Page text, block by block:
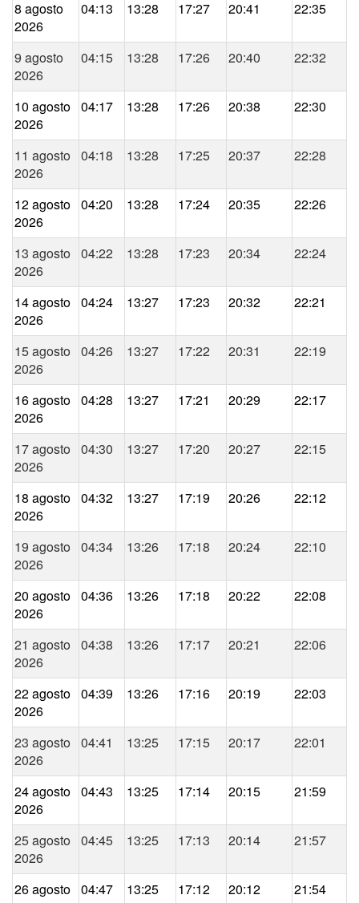
8 agosto
2026
04:13 13:28 17:27 20:41 22:35
9 agosto
2026
04:15 13:28 17:26 20:40 22:32
10 agosto
2026
04:17 13:28 17:26 20:38 22:30
11 agosto
2026
04:18 13:28 17:25 20:37 22:28
12 agosto
2026
04:20 13:28 17:24 20:35 22:26
13 agosto
2026
04:22 13:28 17:23 20:34 22:24
14 agosto
2026
04:24 13:27 17:23 20:32 22:21
15 agosto
2026
04:26 13:27 17:22 20:31 22:19
16 agosto
2026
04:28 13:27 17:21 20:29 22:17
17 agosto
2026
04:30 13:27 17:20 20:27 22:15
18 agosto
2026
04:32 13:27 17:19 20:26 22:12
19 agosto
2026
04:34 13:26 17:18 20:24 22:10
20 agosto
2026
04:36 13:26 17:18 20:22 22:08
21 agosto
2026
04:38 13:26 17:17 20:21 22:06
22 agosto
2026
04:39 13:26 17:16 20:19 22:03
23 agosto
2026
04:41 13:25 17:15 20:17 22:01
24 agosto
2026
04:43 13:25 17:14 20:15 21:59
25 agosto
2026
04:45 13:25 17:13 20:14 21:57
26 agosto 04:47 13:25 17:12 20:12 21:54